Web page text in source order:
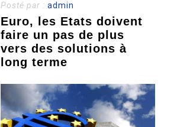
Posté par :admin
Euro, les Etats doivent
faire un pas de plus
vers des solutions à
long terme